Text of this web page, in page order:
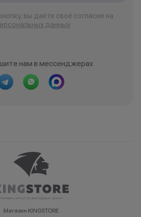
вы даёте своё согласие на
данных
нам в мессенджерах
Магазин KINGSTORE